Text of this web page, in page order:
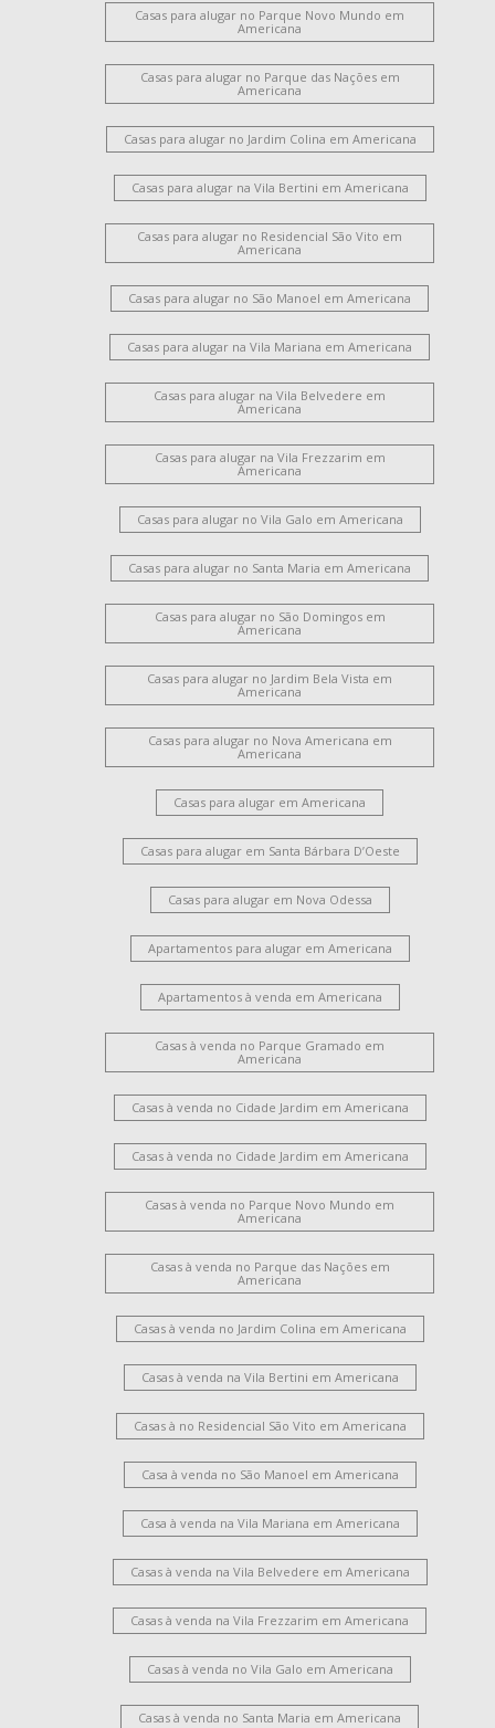
Casas para alugar no Parque Novo Mundo em
Americana
Casas para alugar no Parque das Nações em
Americana
Casas para alugar no Jardim Colina em Americana
Casas para alugar na Vila Bertini em Americana
Casas para alugar no Residencial São Vito em
Americana
Casas para alugar no São Manoel em Americana
Casas para alugar na Vila Mariana em Americana
Casas para alugar na Vila Belvedere em
Americana
Casas para alugar na Vila Frezzarim em
Americana
Casas para alugar no Vila Galo em Americana
Casas para alugar no Santa Maria em Americana
Casas para alugar no São Domingos em
Americana
Casas para alugar no Jardim Bela Vista em
Americana
Casas para alugar no Nova Americana em
Americana
Casas para alugar em Americana
Casas para alugar em Santa Bárbara D’Oeste
Casas para alugar em Nova Odessa
Apartamentos para alugar em Americana
Apartamentos à venda em Americana
Casas à venda no Parque Gramado em
Americana
Casas à venda no Cidade Jardim em Americana
Casas à venda no Cidade Jardim em Americana
Casas à venda no Parque Novo Mundo em
Americana
Casas à venda no Parque das Nações em
Americana
Casas à venda no Jardim Colina em Americana
Casas à venda na Vila Bertini em Americana
Casas à no Residencial São Vito em Americana
Casa à venda no São Manoel em Americana
Casa à venda na Vila Mariana em Americana
Casas à venda na Vila Belvedere em Americana
Casas à venda na Vila Frezzarim em Americana
Casas à venda no Vila Galo em Americana
Casas à venda no Santa Maria em Americana